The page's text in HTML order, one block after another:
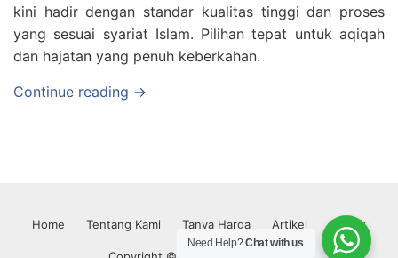
kini hadir dengan standar kualitas tinggi dan proses
yang sesuai syariat Islam. Pilihan tepat untuk aqiqah
dan hajatan yang penuh keberkahan.
Continue reading →
Home Tentang Kami Tanya Harga Artikel Kontak
Need Help?Chat with us